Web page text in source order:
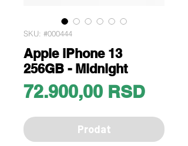
SKU: #000444
Apple iPhone 13
256GB - Midnight
72.900,00 RSDPrice
Prodat